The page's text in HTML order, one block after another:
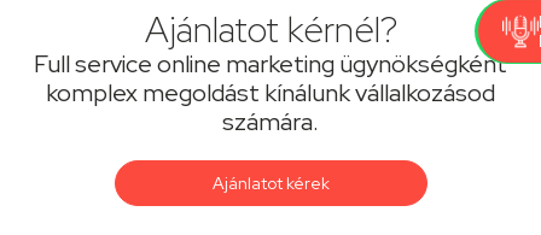
Ajánlatot kérnél?
Full service online marketing ügynökségként
komplex megoldást kínálunk vállalkozásod
számára.
Ajánlatot kérek